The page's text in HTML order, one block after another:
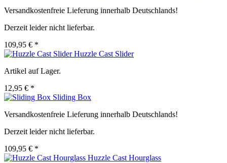
Versandkostenfreie Lieferung innerhalb Deutschlands!
Derzeit leider nicht lieferbar.
109,95 € *
Huzzle Cast Slider
Artikel auf Lager.
12,95 € *
Sliding Box
Versandkostenfreie Lieferung innerhalb Deutschlands!
Derzeit leider nicht lieferbar.
109,95 € *
Huzzle Cast Hourglass